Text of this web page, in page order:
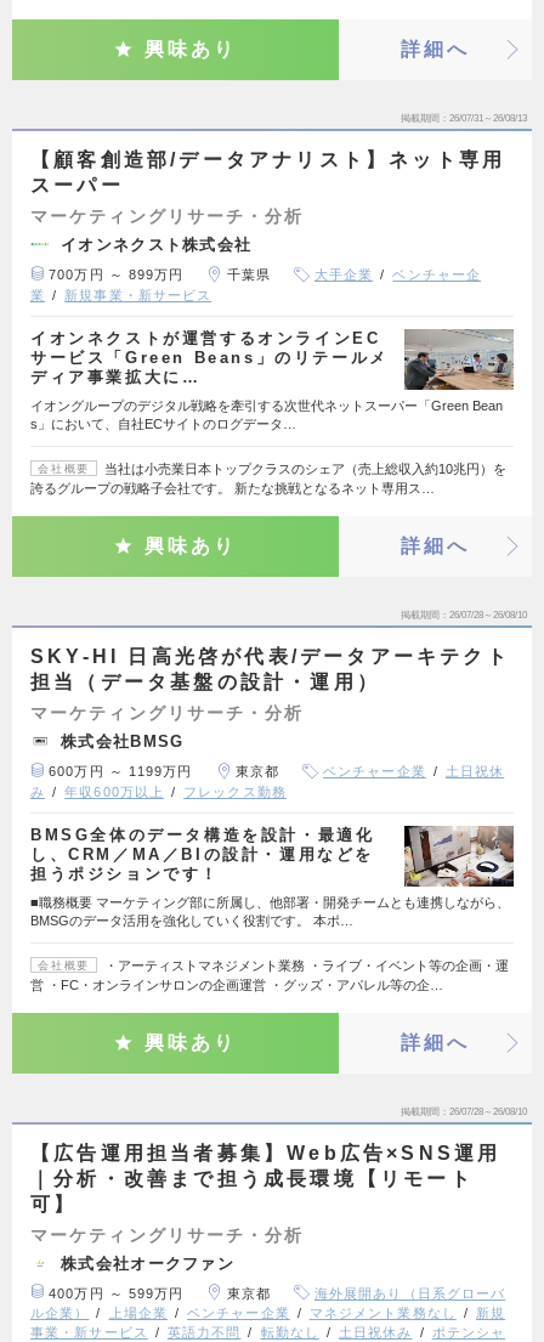
興味あり 詳細へ
掲載期間 26/07/31～26/08/13
【顧客創造部/データアナリスト】ネット専用
スーパー
マーケティングリサーチ・分析
イオンネクスト株式会社
700万円 ～ 899万円 千葉県 大手企業
ベンチャー企
業
新規事業・新サービス
イオンネクストが運営するオンラインEC
サービス「Green Beans」のリテールメ
ディア事業拡大に…
イオングループのデジタル戦略を牽引する次世代ネットスーパー「Green Bean
s」において、自社ECサイトのログデータ…
会社概要
当社は小売業日本トップクラスのシェア（売上総収入約10兆円）を
誇るグループの戦略子会社です。 新たな挑戦となるネット専用ス…
興味あり 詳細へ
掲載期間 26/07/28～26/08/10
SKY-HI 日高光啓が代表/データアーキテクト
担当（データ基盤の設計・運用）
マーケティングリサーチ・分析
株式会社BMSG
600万円 ～ 1199万円 東京都 ベンチャー企業
土日祝休
み
年収600万以上 フレックス勤務
BMSG全体のデータ構造を設計・最適化
し、CRM／MA／BIの設計・運用などを
担うポジションです！
■職務概要 マーケティング部に所属し、他部署・開発チームとも連携しながら、
BMSGのデータ活用を強化していく役割です。 本ポ…
会社概要
・アーティストマネジメント業務 ・ライブ・イベント等の企画・運
営 ・FC・オンラインサロンの企画運営 ・グッズ・アパレル等の企…
興味あり 詳細へ
掲載期間 26/07/28～26/08/10
【広告運用担当者募集】Web広告×SNS運用
｜分析・改善まで担う成長環境【リモート
可】
マーケティングリサーチ・分析
株式会社オークファン
400万円 ～ 599万円 東京都
海外展開あり（日系グローバ
ル企業）
上場企業 ベンチャー企業 マネジメント業務なし
新規
事業・新サービス
英語力不問 転勤なし 土日祝休み
ポテンシャ